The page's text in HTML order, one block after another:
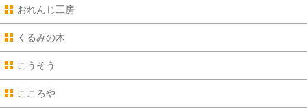
おれんじ工房
くるみの木
こうそう
こころや